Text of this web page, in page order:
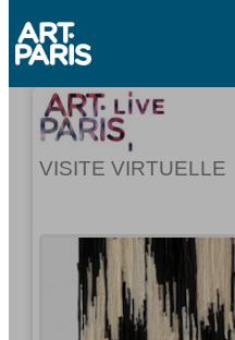
VISITE VIRTUELLE